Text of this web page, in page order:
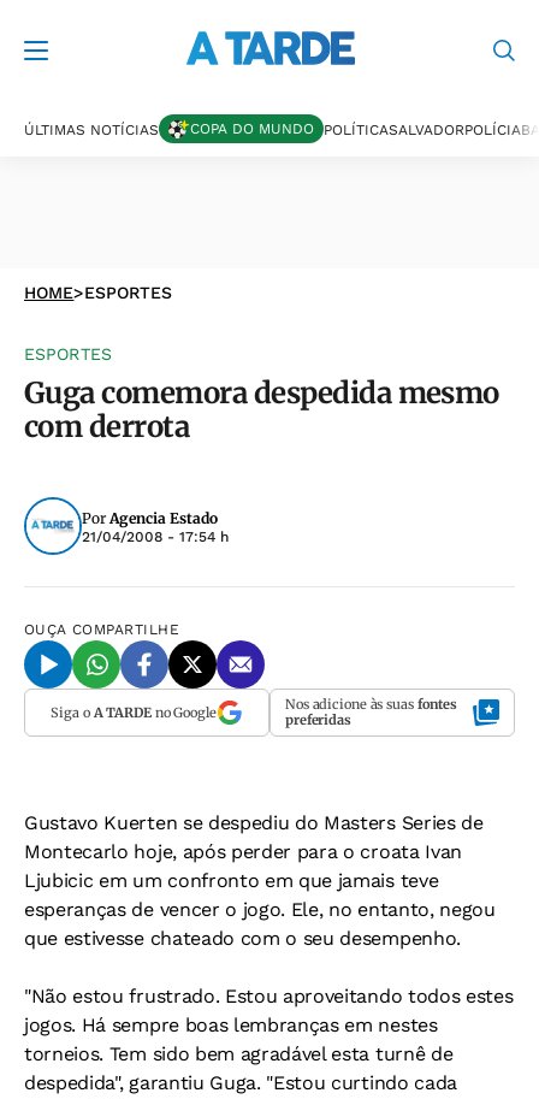
ÚLTIMAS NOTÍCIAS COPA DO MUNDO POLÍTICASALVADORPOLÍCIA
HOME>ESPORTES
ESPORTES
Guga comemora despedida mesmo
com derrota
PorAgencia Estado
21/04/2008 - 17:54 h
OUÇA COMPARTILHE
Siga o A TARDEno Google Nos adicione às suas fontes
preferidas
Gustavo Kuerten se despediu do Masters Series de
Montecarlo hoje, após perder para o croata Ivan
Ljubicic em um confronto em que jamais teve
esperanças de vencer o jogo. Ele, no entanto, negou
que estivesse chateado com o seu desempenho.
"Não estou frustrado. Estou aproveitando todos estes
jogos. Há sempre boas lembranças em nestes
torneios. Tem sido bem agradável esta turnê de
despedida", garantiu Guga. "Estou curtindo cada